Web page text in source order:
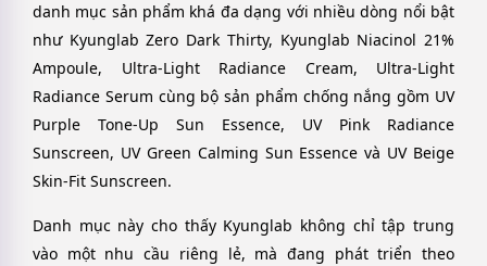
danh mục sản phẩm khá đa dạng với nhiều dòng nổi bật
như Kyunglab Zero Dark Thirty, Kyunglab Niacinol 21%
Ampoule, Ultra-Light Radiance Cream, Ultra-Light
Radiance Serum cùng bộ sản phẩm chống nắng gồm UV
Purple Tone-Up Sun Essence, UV Pink Radiance
Sunscreen, UV Green Calming Sun Essence và UV Beige
Skin-Fit Sunscreen.
Danh mục này cho thấy Kyunglab không chỉ tập trung
vào một nhu cầu riêng lẻ, mà đang phát triển theo